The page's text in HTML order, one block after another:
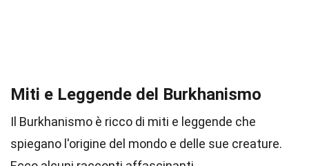
Miti e Leggende del Burkhanismo
Il Burkhanismo è ricco di miti e leggende che
spiegano l'origine del mondo e delle sue creature.